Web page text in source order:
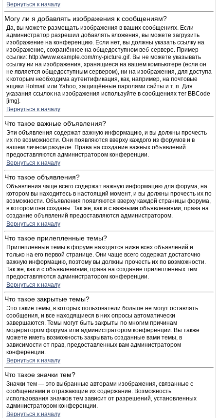
Вернуться к началу
Могу ли я добавлять изображения к сообщениям?
Да, вы можете размещать изображения в ваших сообщениях. Если
администратор разрешил добавлять вложения, вы можете загрузить
изображение на конференцию. Если нет, вы должны указать ссылку на
изображение, сохранённое на общедоступном веб-сервере. Пример
ссылки: http://www.example.com/my-picture.gif. Вы не можете указывать
ссылку ни на изображения, хранящиеся на вашем компьютере (если он
не является общедоступным сервером), ни на изображения, для доступа
к которым необходима аутентификация, как, например, на почтовые
ящики Hotmail или Yahoo, защищённые паролями сайты и т. п. Для
указания ссылок на изображения используйте в сообщениях тег BBCode
[img].
Вернуться к началу
Что такое важные объявления?
Эти объявления содержат важную информацию, и вы должны прочесть
их по возможности. Они появляются вверху каждого из форумов и в
вашем личном разделе. Права на создание важных объявлений
предоставляются администратором конференции.
Вернуться к началу
Что такое объявления?
Объявления чаще всего содержат важную информацию для форума, на
котором вы находитесь в настоящий момент, и вы должны прочесть их по
возможности. Объявления появляются вверху каждой страницы форума,
в котором они созданы. Так же, как и с важными объявлениями, права на
создание объявлений предоставляются администратором.
Вернуться к началу
Что такое прилепленные темы?
Прилепленные темы в форуме находятся ниже всех объявлений и
только на его первой странице. Они чаще всего содержат достаточно
важную информацию, поэтому вы должны прочесть их по возможности.
Так же, как и с объявлениями, права на создание прилепленных тем
предоставляются администратором конференции.
Вернуться к началу
Что такое закрытые темы?
Это такие темы, в которых пользователи больше не могут оставлять
сообщения, и все находящиеся в них опросы автоматически
завершаются. Темы могут быть закрыты по многим причинам
модератором форума или администратором конференции. Вы также
можете иметь возможность закрывать созданные вами темы, в
зависимости от прав, предоставленных вам администратором
конференции.
Вернуться к началу
Что такое значки тем?
Значки тем — это выбранные авторами изображения, связанные с
сообщениями и отражающие их содержание. Возможность
использования значков тем зависит от разрешений, установленных
администратором конференции.
Вернуться к началу